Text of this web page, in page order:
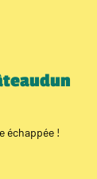
échappée !